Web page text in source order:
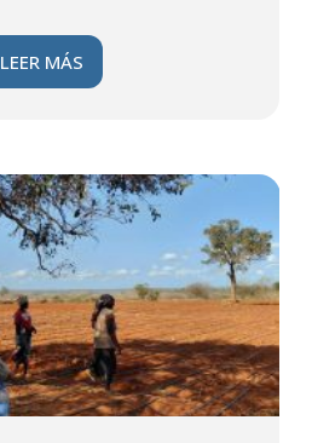
LEER MÁS